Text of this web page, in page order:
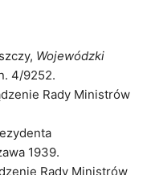
Wojewódzki
4/9252.
Rady Ministrów
1939.
Rady Ministrów